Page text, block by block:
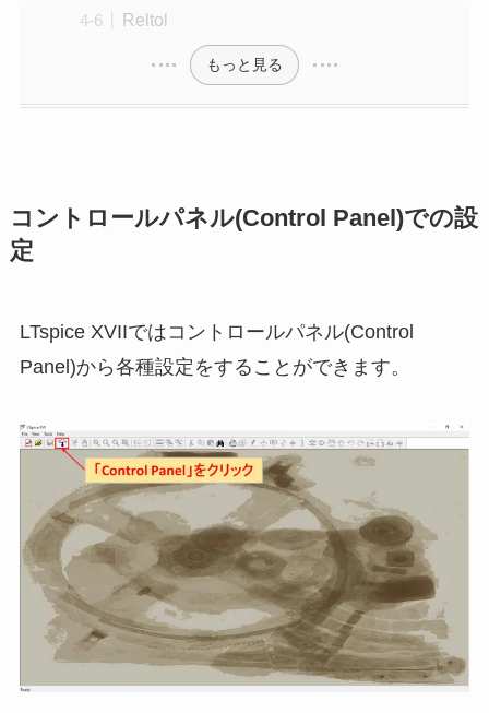
Reltol
もっと見る
コントロールパネル(Control Panel)での設
定
LTspice XVIIではコントロールパネル(Control
Panel)から各種設定をすることができます。